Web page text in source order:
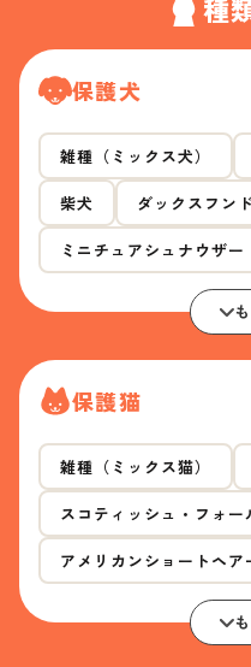
種
保護犬
雑種（ミックス犬）
柴犬 ダックスフンド
ミニチュアシュナウザー
保護猫
雑種（ミックス猫）
スコティッシュ・フォー
アメリカンショートヘア